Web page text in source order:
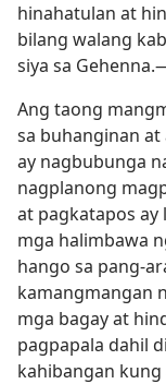
hinahatulan at
bilang walang
siya sa
Ang taong
sa buhanginan
ay nagbubunga
nagplanong
at pagkatapos ay
mga halimbawa
hango sa pang-
kamangmangan
mga bagay at
pagpapala dahil
kahibangan kung